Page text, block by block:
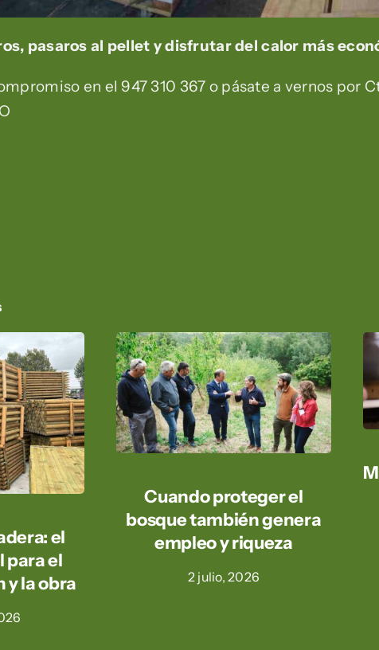
pasaros al pellet y disfrutar del calor más
en el 947 310 367 o pásate a vernos por
el
para el
y la obra
Cuando proteger el
bosque también genera
empleo y riqueza
2 julio, 2026